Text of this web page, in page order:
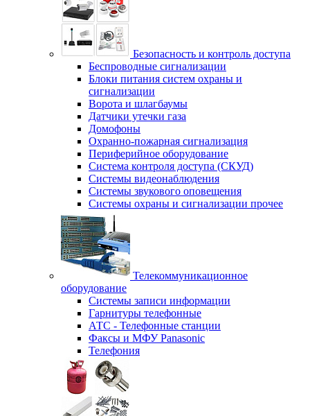
Безопасность и контроль доступа
Беспроводные сигнализации
Блоки питания систем охраны и
сигнализации
Ворота и шлагбаумы
Датчики утечки газа
Домофоны
Охранно-пожарная сигнализация
Периферийное оборудование
Система контроля доступа (СКУД)
Системы видеонаблюдения
Системы звукового оповещения
Системы охраны и сигнализации прочее
Телекоммуникационное
оборудование
Системы записи информации
Гарнитуры телефонные
АТС - Телефонные станции
Факсы и МФУ Panasonic
Телефония